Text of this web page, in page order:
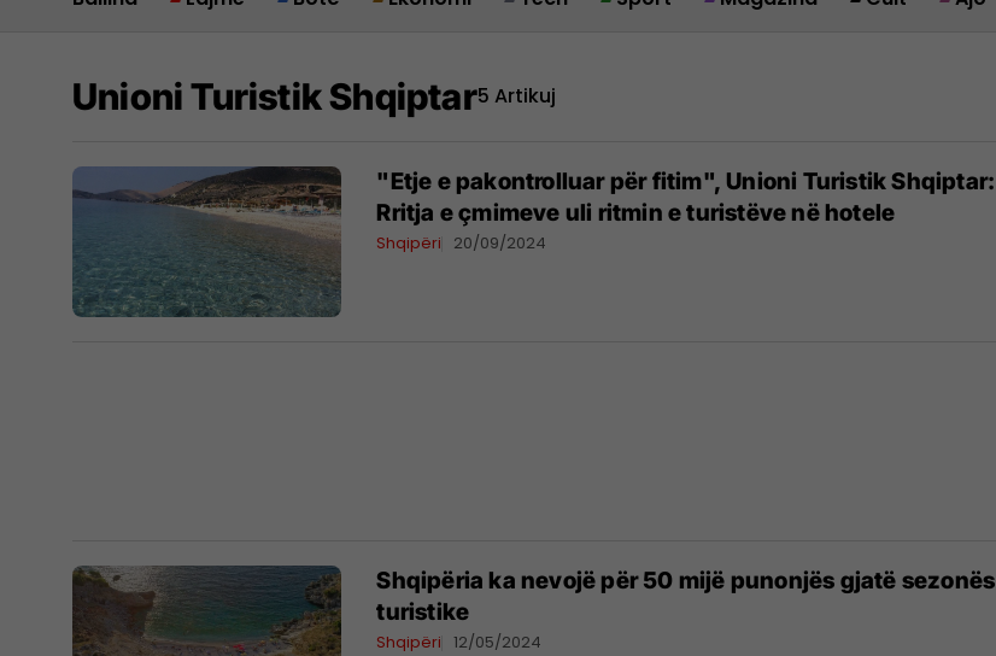
Unioni Turistik Shqiptar5 Artikuj
"Etje e pakontrolluar për fitim", Unioni Turistik Shqiptar:
Rritja e çmimeve uli ritmin e turistëve në hotele
Shqipëri 20/09/2024
Shqipëria ka nevojë për 50 mijë punonjës gjatë sezonës
turistike
Shqipëri 12/05/2024